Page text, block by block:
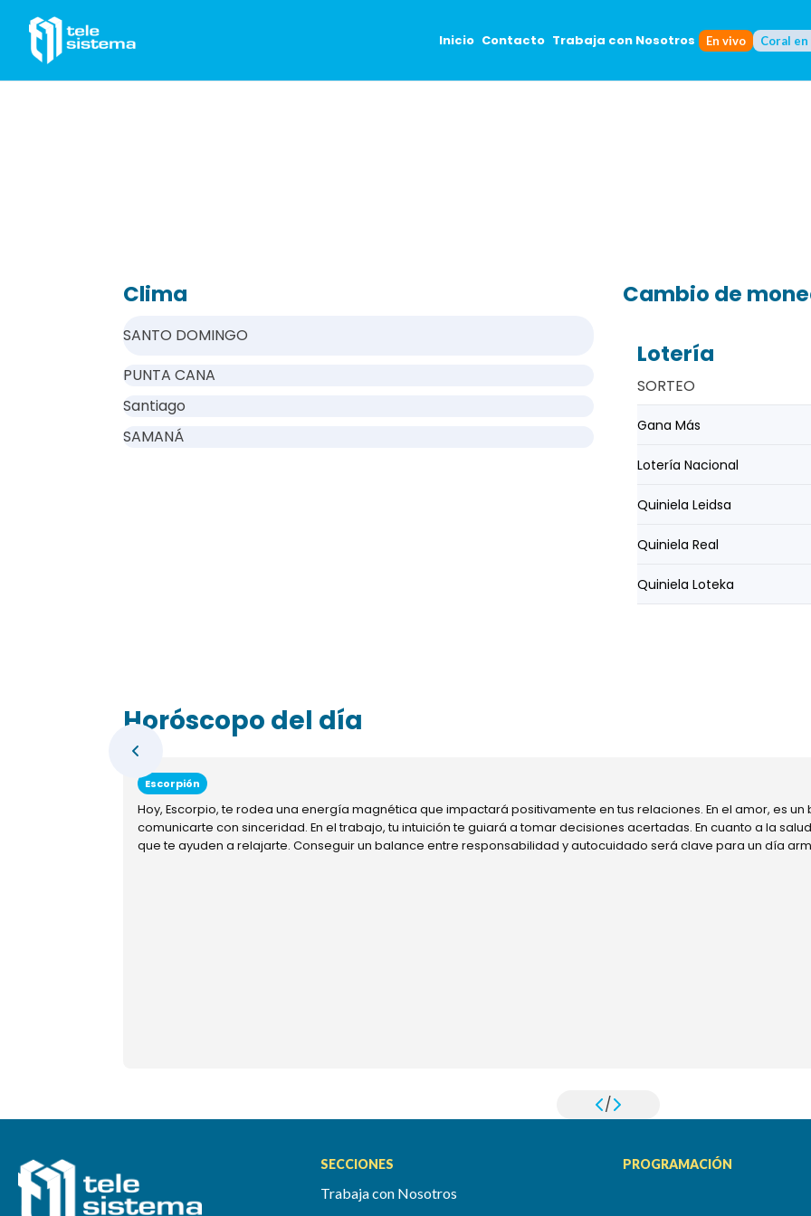
Inicio Contacto Trabaja con Nosotros En vivo Coral
Clima
SANTO DOMINGO
PUNTA CANA
Santiago
SAMANÁ
Cambio de
Lotería
SORTEO
Gana Más
Lotería Nacional
Quiniela Leidsa
Quiniela Real
Quiniela Loteka
Horóscopo del día
Escorpión
Hoy, Escorpio, te rodea una energía magnética que impactará positivamente en tus relaciones. En el amor, es
comunicarte con sinceridad. En el trabajo, tu intuición te guiará a tomar decisiones acertadas. En cuanto a la
que te ayuden a relajarte. Conseguir un balance entre responsabilidad y autocuidado será clave para un día
/
SECCIONES
Trabaja con Nosotros
PROGRAMACIÓN